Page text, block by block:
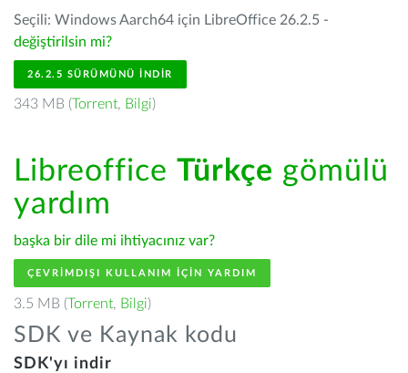
Seçili: Windows Aarch64 için LibreOffice 26.2.5 -
değiştirilsin mi?
26.2.5 SÜRÜMÜNÜ İNDIR
343 MB (Torrent, Bilgi)
Libreoffice Türkçe gömülü
yardım
başka bir dile mi ihtiyacınız var?
ÇEVRIMDIŞI KULLANIM IÇIN YARDIM
3.5 MB (Torrent, Bilgi)
SDK ve Kaynak kodu
SDK'yı indir